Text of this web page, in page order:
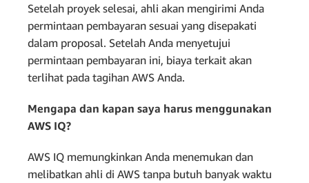
Setelah proyek selesai, ahli akan mengirimi Anda
permintaan pembayaran sesuai yang disepakati
dalam proposal. Setelah Anda menyetujui
permintaan pembayaran ini, biaya terkait akan
terlihat pada tagihan AWS Anda.
Mengapa dan kapan saya harus menggunakan
AWS IQ?
AWS IQ memungkinkan Anda menemukan dan
melibatkan ahli di AWS tanpa butuh banyak waktu